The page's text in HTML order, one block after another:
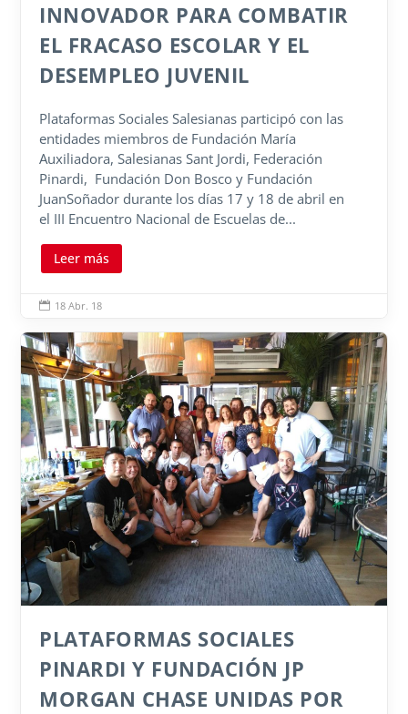
INNOVADOR PARA COMBATIR
EL FRACASO ESCOLAR Y EL
DESEMPLEO JUVENIL
Plataformas Sociales Salesianas participó con las
entidades miembros de Fundación María
Auxiliadora, Salesianas Sant Jordi, Federación
Pinardi, Fundación Don Bosco y Fundación
JuanSoñador durante los días 17 y 18 de abril en
el III Encuentro Nacional de Escuelas de...
Leer más
 18 Abr. 18
PLATAFORMAS SOCIALES
PINARDI Y FUNDACIÓN JP
MORGAN CHASE UNIDAS POR